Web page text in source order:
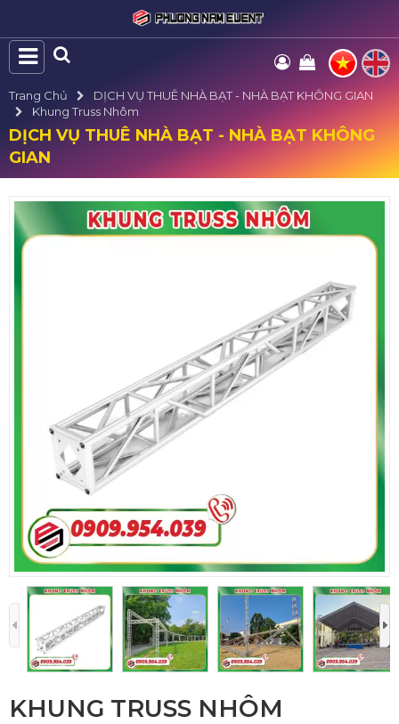
Trang Chủ
DỊCH VỤ THUÊ NHÀ BẠT - NHÀ BẠT KHÔNG GIAN
Khung Truss Nhôm
DỊCH VỤ THUÊ NHÀ BẠT - NHÀ BẠT KHÔNG
GIAN
KHUNG TRUSS NHÔM